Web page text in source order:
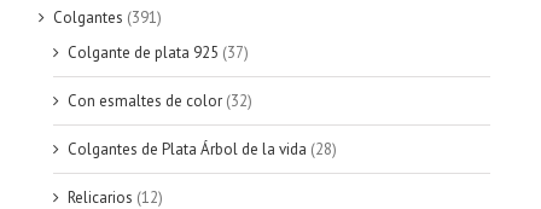
Colgantes (391)
Colgante de plata 925 (37)
Con esmaltes de color (32)
Colgantes de Plata Árbol de la vida (28)
Relicarios (12)